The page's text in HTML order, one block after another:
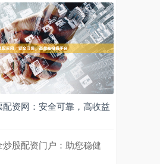
资网：安全可靠，高收益
股配资门户：助您稳健